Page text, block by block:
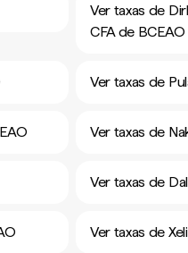
Ver taxas de
CFA de BCEAO
Ver taxas de
Ver taxas de
Ver taxas de
Ver taxas de